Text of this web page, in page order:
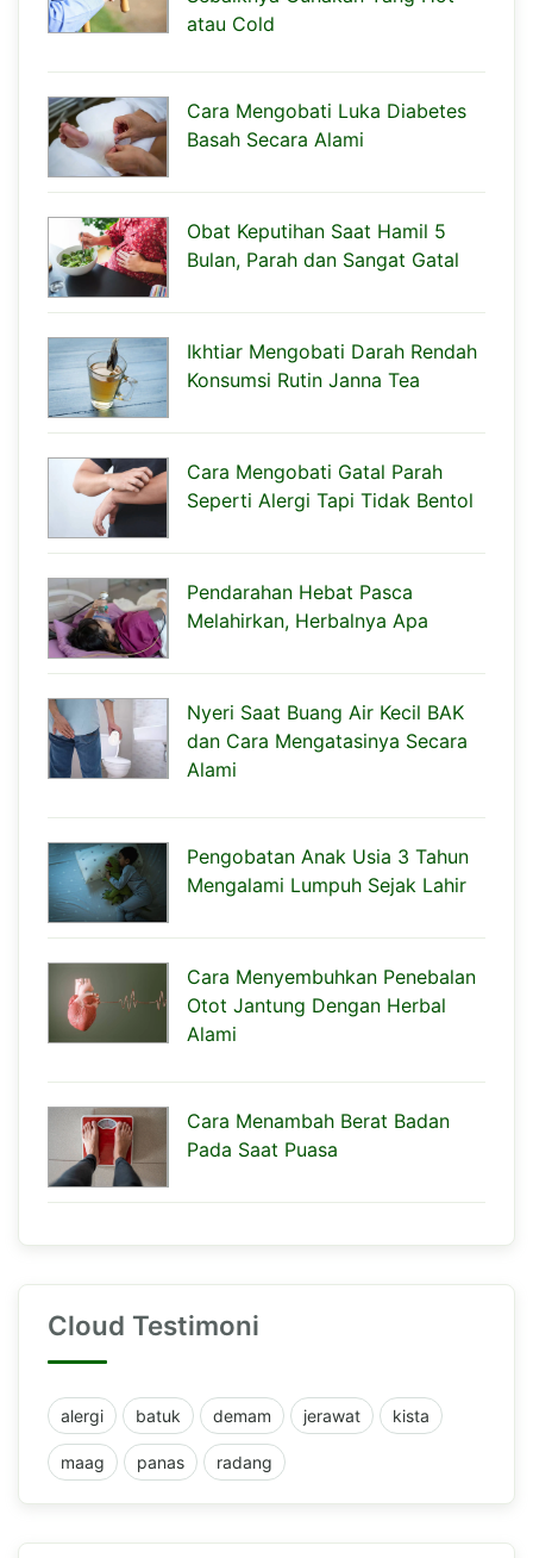
atau Cold
Cara Mengobati Luka Diabetes
Basah Secara Alami
Obat Keputihan Saat Hamil 5
Bulan, Parah dan Sangat Gatal
Ikhtiar Mengobati Darah Rendah
Konsumsi Rutin Janna Tea
Cara Mengobati Gatal Parah
Seperti Alergi Tapi Tidak Bentol
Pendarahan Hebat Pasca
Melahirkan, Herbalnya Apa
Nyeri Saat Buang Air Kecil BAK
dan Cara Mengatasinya Secara
Alami
Pengobatan Anak Usia 3 Tahun
Mengalami Lumpuh Sejak Lahir
Cara Menyembuhkan Penebalan
Otot Jantung Dengan Herbal
Alami
Cara Menambah Berat Badan
Pada Saat Puasa
Cloud Testimoni
alergi batuk demam jerawat kista
maag panas radang